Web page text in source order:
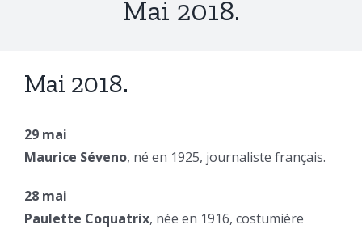
Mai 2018.
Mai 2018.
29 mai
Maurice Séveno, né en 1925, journaliste français.
28 mai
Paulette Coquatrix, née en 1916, costumière